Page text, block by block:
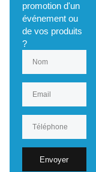
promotion d'un
événement ou
de vos produits
?
Envoyer